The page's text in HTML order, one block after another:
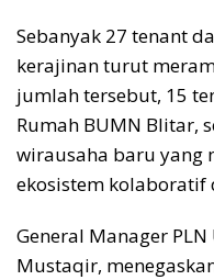
Sebanyak 27 tenant
kerajinan turut
jumlah tersebut, 15
Rumah BUMN Blitar,
wirausaha baru yang
ekosistem kolaboratif
General Manager
Mustaqir,